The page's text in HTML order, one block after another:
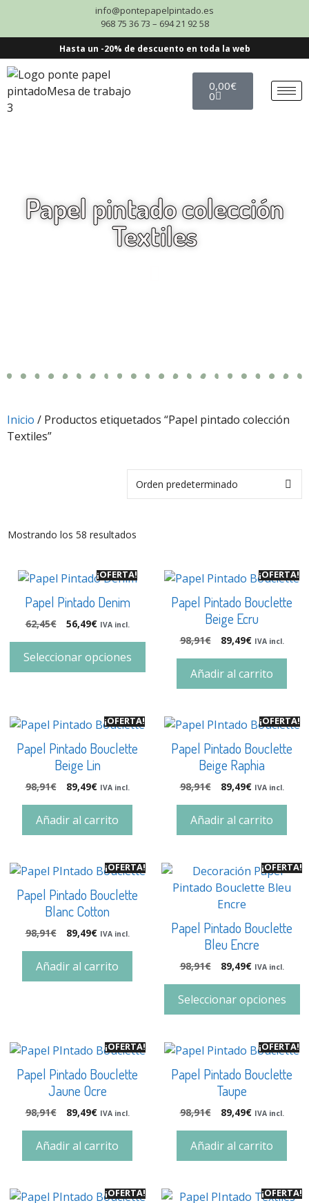
info@pontepapelpintado.es
968 75 36 73 – 694 21 92 58
Hasta un -20% de descuento en toda la web
0,00€
0
Papel pintado colección
Textiles
Inicio / Productos etiquetados “Papel pintado colección
Textiles”
Mostrando los 58 resultados
¡OFERTA!
Papel Pintado Denim
62,45€ 56,49€ IVA incl.
Seleccionar opciones
¡OFERTA!
Papel Pintado Bouclette
Beige Ecru
98,91€ 89,49€ IVA incl.
Añadir al carrito
¡OFERTA!
Papel Pintado Bouclette
Beige Lin
98,91€ 89,49€ IVA incl.
Añadir al carrito
¡OFERTA!
Papel Pintado Bouclette
Beige Raphia
98,91€ 89,49€ IVA incl.
Añadir al carrito
¡OFERTA!
Papel Pintado Bouclette
Blanc Cotton
98,91€ 89,49€ IVA incl.
Añadir al carrito
¡OFERTA!
Papel Pintado Bouclette
Bleu Encre
98,91€ 89,49€ IVA incl.
Seleccionar opciones
¡OFERTA!
Papel Pintado Bouclette
Jaune Ocre
98,91€ 89,49€ IVA incl.
Añadir al carrito
¡OFERTA!
Papel Pintado Bouclette
Taupe
98,91€ 89,49€ IVA incl.
Añadir al carrito
¡OFERTA! ¡OFERTA!